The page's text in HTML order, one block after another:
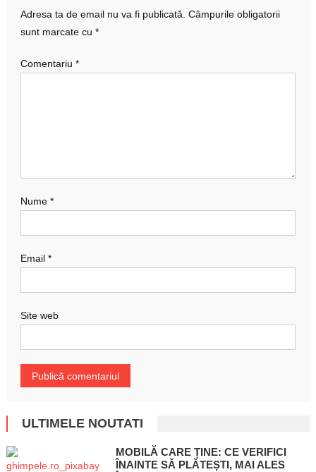
Adresa ta de email nu va fi publicată. Câmpurile obligatorii
sunt marcate cu *
Comentariu *
Nume *
Email *
Site web
ULTIMELE NOUTATI
MOBILĂ CARE ȚINE: CE VERIFICI
ÎNAINTE SĂ PLĂTEȘTI, MAI ALES